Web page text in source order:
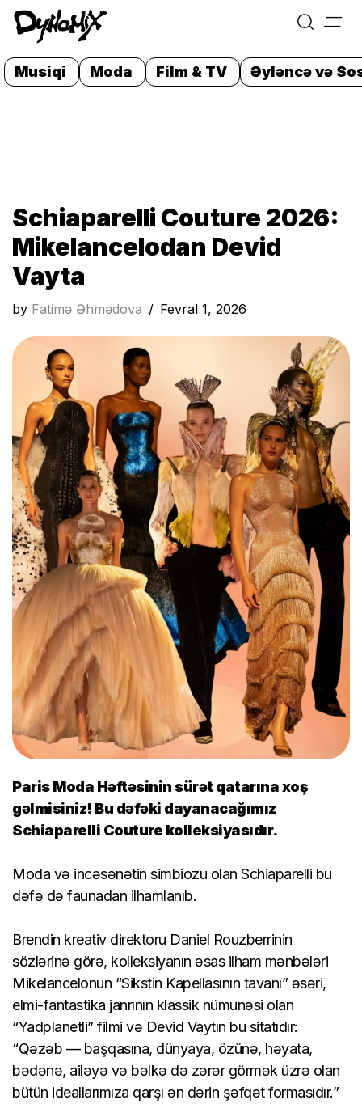
Skip
to
content
=
Musiqi Moda Film & TV Əyləncə və
Schiaparelli Couture 2026:
Mikelancelodan Devid
Vayta
by Fatimə Əhmədova Fevral 1, 2026
Paris Moda Həftəsinin sürət qatarına xoş
gəlmisiniz! Bu dəfəki dayanacağımız
Schiaparelli Couture kolleksiyasıdır.
Moda və incəsənətin simbiozu olan Schiaparelli bu
dəfə də faunadan ilhamlanıb.
Brendin kreativ direktoru Daniel Rouzberrinin
sözlərinə görə, kolleksiyanın əsas ilham mənbələri
Mikelancelonun “Sikstin Kapellasının tavanı” əsəri,
elmi-fantastika janrının klassik nümunəsi olan
“Yadplanetli” filmi və Devid Vaytın bu sitatıdır:
“Qəzəb — başqasına, dünyaya, özünə, həyata,
bədənə, ailəyə və bəlkə də zərər görmək üzrə olan
bütün ideallarımıza qarşı ən dərin şəfqət formasıdır.”